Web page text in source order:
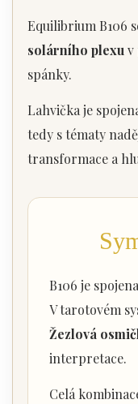
Equilibrium B106
solárního plexu v
spánky.
Lahvička je
tedy s tématy
transformace a
B106 je
V tarotovém
Žezlová
interpretace.
Celá